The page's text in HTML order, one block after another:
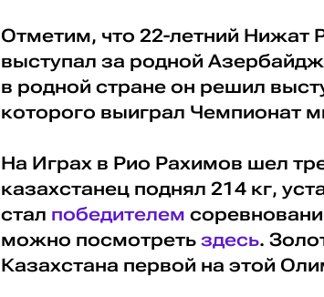
Отметим, что 22-летний Нижат
выступал за родной
в родной стране он решил
которого выиграл Чемпионат
На Играх в Рио Рахимов шел
казахстанец поднял 214 кг,
стал победителем
можно посмотреть здесь.
Казахстана первой на этой